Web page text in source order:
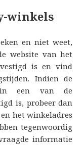
winkels
en niet weet,
website van het
is en vind
Indien de
in een van de
is, probeer dan
het winkeladres
tegenwoordig
informatie